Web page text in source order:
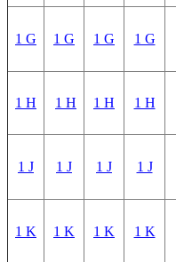
1 G 1 G 1 G 1 G
1 H 1 H 1 H 1 H
1 J 1 J 1 J 1 J
1 K 1 K 1 K 1 K